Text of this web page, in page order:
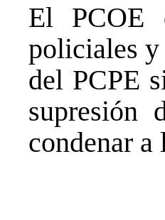
El PCOE
policiales y
del PCPE
supresión
condenar